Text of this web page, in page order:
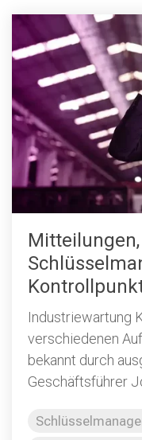
Mitteilungen,
Industriewartung
verschiedenen
bekannt durch
Geschäftsführer